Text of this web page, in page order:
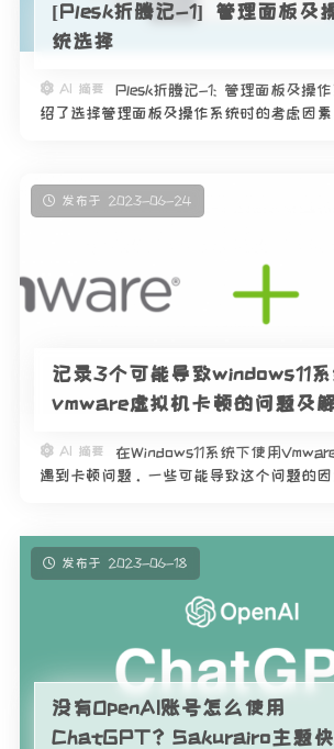
[Plesk折腾记-1] 管理面板及
统选择
AI 摘要
Plesk折腾记-1: 管理面板及操
绍了选择管理面板及操作系统时的考虑因
发布于 2023-06-24
记录3个可能导致windows11
vmware虚拟机卡顿的问题及
AI 摘要
在Windows11系统下使用
遇到卡顿问题。一些可能导致这个问题的因
发布于 2023-06-18
没有OpenAI账号怎么使用
ChatGPT？Sakurairo主题快